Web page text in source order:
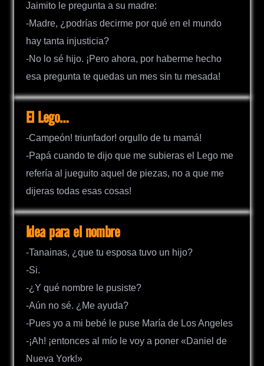
Jaimito le pregunta a su madre:
-Madre, ¿podrías decirme por qué en el mundo
hay tanta injusticia?
-No lo sé hijo. ¡Pero ahora, por haberme hecho
esa pregunta te quedas un mes sin tu mesada!
El Lego…
-Campeón! triunfador! orgullo de tu mamá!
-Papá cuando te dijo que me subieras el Lego me
refería al jueguito aquel de piezas, no a que me
dijeras todas esas cosas!
Idea para el nombre
-Tanainas, ¿que tu esposa tuvo un hijo?
-Si.
-¿Y qué nombre le pusiste?
-Aún no sé. ¿Me ayuda?
-Pues yo a mi bebé le puse María de Los Angeles
-¡Ah! ¡entonces al mío le voy a poner «Daniel de
Nueva York!»